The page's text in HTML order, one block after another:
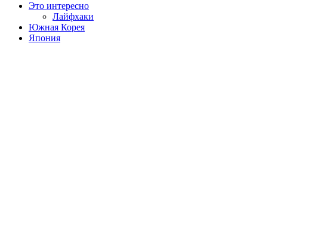
Это интересно
Лайфхаки
Южная Корея
Япония